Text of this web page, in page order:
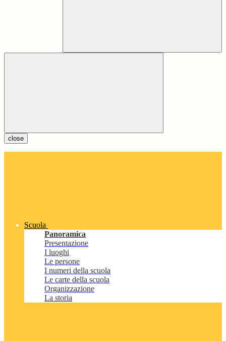
close
Scuola
Panoramica
Presentazione
I luoghi
Le persone
I numeri della scuola
Le carte della scuola
Organizzazione
La storia